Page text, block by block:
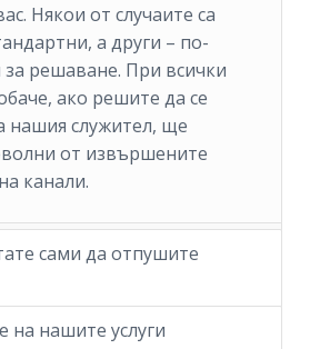
Някои от случаите са
а други – по-
решаване. При всички
ако решите да се
нашия служител, ще
от извършените
канали.
сами да отпушите
на нашите услуги